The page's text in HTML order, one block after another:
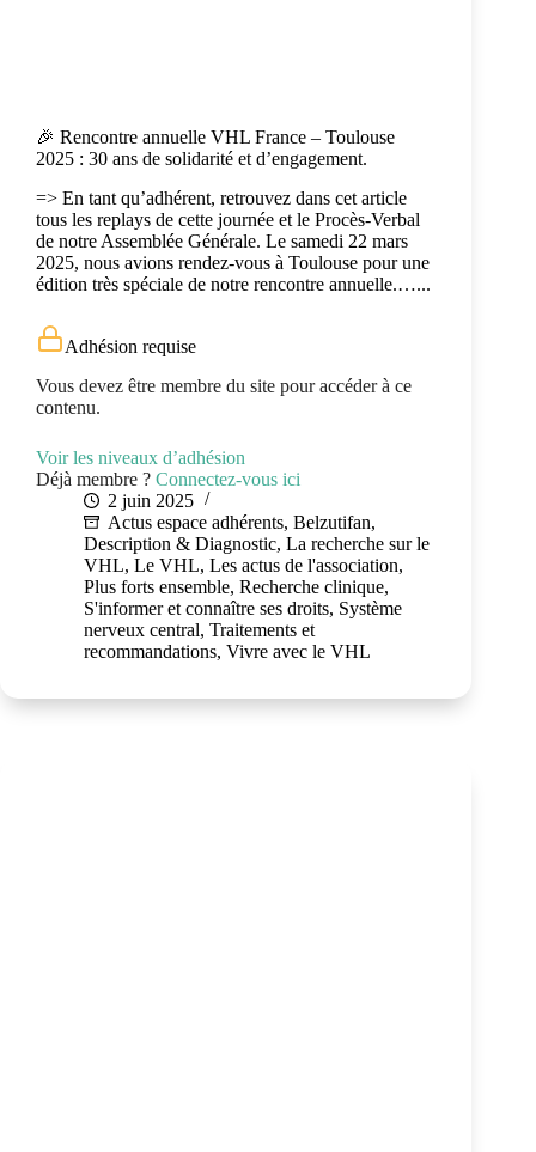
🎉 Rencontre annuelle VHL France – Toulouse
2025 : 30 ans de solidarité et d’engagement.
=> En tant qu’adhérent, retrouvez dans cet article
tous les replays de cette journée et le Procès-Verbal
de notre Assemblée Générale. Le samedi 22 mars
2025, nous avions rendez-vous à Toulouse pour une
édition très spéciale de notre rencontre annuelle.…...
Adhésion requise
Vous devez être membre du site pour accéder à ce
contenu.
Voir les niveaux d’adhésion
Déjà membre ? Connectez-vous ici
2 juin 2025
Actus espace adhérents, Belzutifan,
Description & Diagnostic, La recherche sur le
VHL, Le VHL, Les actus de l'association,
Plus forts ensemble, Recherche clinique,
S'informer et connaître ses droits, Système
nerveux central, Traitements et
recommandations, Vivre avec le VHL